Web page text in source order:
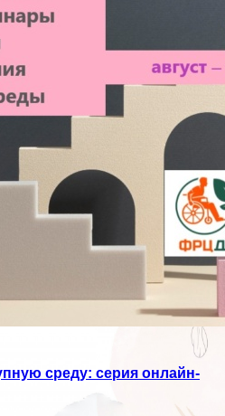
среду: серия онлайн-